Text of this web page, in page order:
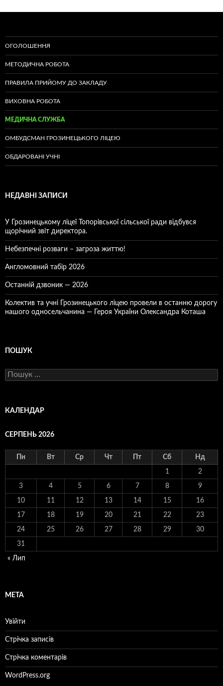
ОГОЛОШЕННЯ
МЕТОДИЧНА РОБОТА
ПРАВИЛА ПРИЙОМУ ДО ЗАКЛАДУ
ВИХОВНА РОБОТА
МЕДИЧНА СЛУЖБА
ОМБУДСМАН ГРОЗИНЕЦЬКОГО ЛІЦЕЮ
ОБДАРОВАНІ УЧНІ
НЕДАВНІ ЗАПИСИ
У Грозинецькому ліцеї Топорівської сільської ради відбувся
щорічний звіт директора.
Небезпечні розваги – загроза життю!
Англомовний табір 2026
Останній дзвоник — 2026
Колектив та учні Грозинецького ліцею провели в останню дорогу
нашого односельчанина — Героя України Олександра Коташа
ПОШУК
Пошук:
КАЛЕНДАР
СЕРПЕНЬ 2026
Пн Вт Ср Чт Пт Сб Нд
1 2
3 4 5 6 7 8 9
10 11 12 13 14 15 16
17 18 19 20 21 22 23
24 25 26 27 28 29 30
31
« Лип
МЕТА
Увійти
Стрічка записів
Стрічка коментарів
WordPress.org